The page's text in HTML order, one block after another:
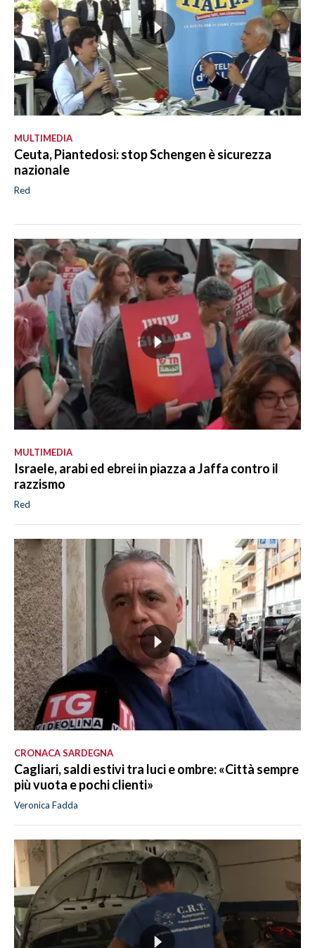
MULTIMEDIA
Ceuta, Piantedosi: stop Schengen è sicurezza
nazionale
Red
MULTIMEDIA
Israele, arabi ed ebrei in piazza a Jaffa contro il
razzismo
Red
CRONACA SARDEGNA
Cagliari, saldi estivi tra luci e ombre: «Città sempre
più vuota e pochi clienti»
Veronica Fadda